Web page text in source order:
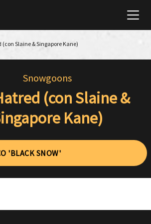
(con Slaine & Singapore Kane)
Snowgoons
(con Slaine &
Kane)
'BLACK SNOW'